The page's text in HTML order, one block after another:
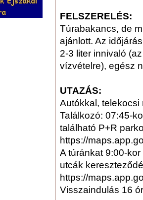
FELSZERELÉS:
Túrabakancs, de
ajánlott. Az
2-3 liter innivaló
vízvételre), egész
UTAZÁS:
Autókkal, telekocsi
Találkozó: 07:45-
található P+R
https://
A túránkat 9:00-
utcák
https://
Visszaindulás 16